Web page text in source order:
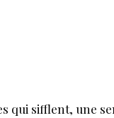
qui sifflent, une